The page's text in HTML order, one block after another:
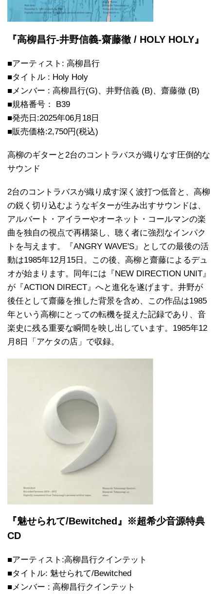
『高柳昌行-井野信義-齋藤徹 / HOLY HOLY』
■アーティスト: 高柳昌行
■タイトル : Holy Holy
■メンバー : 高柳昌行(G)、井野信義 (B)、齋藤徹 (B)
■規格番号： B39
■発売日:2025年06月18日
■販売価格:2,750円(税込)
高柳のギターと2台のコントラバスが織りなす圧倒的な
サウンド
2台のコントラバスが織り成す深く波打つ低音と、高柳
の鋭く切り込むようなギターが生み出すサウンドは、
アルバート・アイラーやオーネット・コールマンの楽
曲を独自の視点で再構築し、聴く者に強烈なインパク
トを与えます。『ANGRY WAVE'S』としての最後の活
動は1985年12月15日。この後、高柳と齋藤によるデュ
オが始まります。同年には『NEW DIRECTION UNIT』
が『ACTION DIRECT』へと進化を遂げます。井野が
後任として齋藤を推した背景を含め、この作品は1985
年という高柳にとっての転機を捉えた記録であり、音
楽史に残る重要な瞬間を映し出しています。1985年12
月8日「アケタの店」で収録。
『魅せられて/Bewitched』※超希少音源特典
CD
■アーティスト:高柳昌行クインテット
■タイトル: 魅せられて/Bewitched
■メンバー : 高柳昌行クインテット